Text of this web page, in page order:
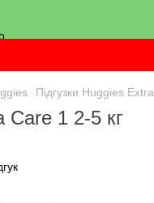
Підгузки Huggies
Care 1 2-5 кг